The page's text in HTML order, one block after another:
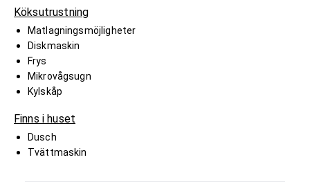
Köksutrustning
Matlagningsmöjligheter
Diskmaskin
Frys
Mikrovågsugn
Kylskåp
Finns i huset
Dusch
Tvättmaskin